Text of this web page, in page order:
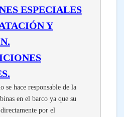
ESPECIALES
Y
se hace responsable de la
en el barco ya que su
por el